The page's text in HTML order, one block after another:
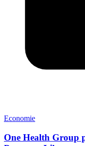
Economie
One Health Group